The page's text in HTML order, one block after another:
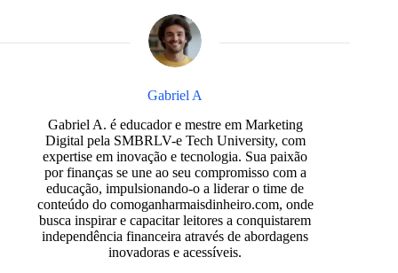
Gabriel A
Gabriel A. é educador e mestre em Marketing
Digital pela SMBRLV-e Tech University, com
expertise em inovação e tecnologia. Sua paixão
por finanças se une ao seu compromisso com a
educação, impulsionando-o a liderar o time de
conteúdo do comoganharmaisdinheiro.com, onde
busca inspirar e capacitar leitores a conquistarem
independência financeira através de abordagens
inovadoras e acessíveis.